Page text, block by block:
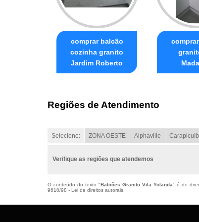
comprar balcão
cozinha granito
Jardim Roberto
Regiões de Atendimento
Selecione: ZONA OESTE Alphaville
Verifique as regiões que atendemos
O conteúdo do texto "Balcões Granito Vila Yolanda" é de
9610/98 - Lei de direitos autorais.